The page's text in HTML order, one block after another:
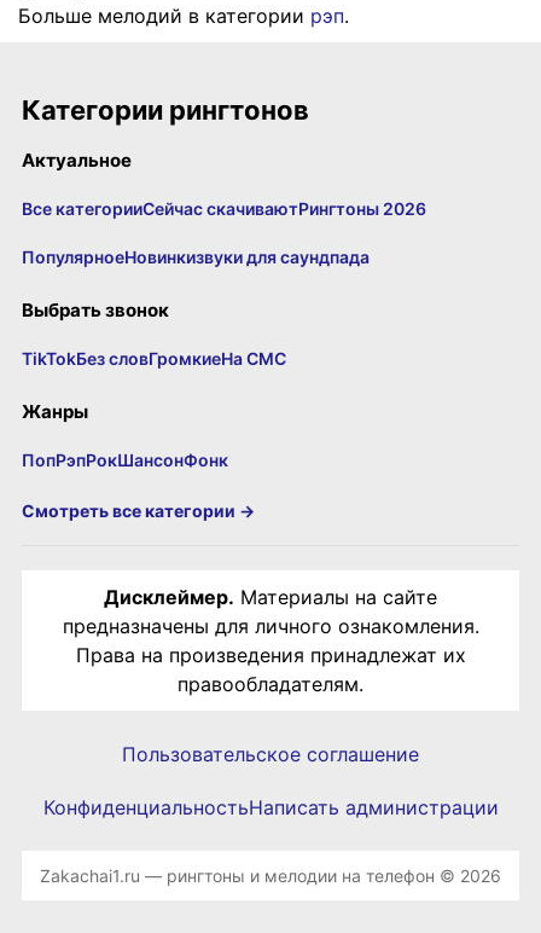
Больше мелодий в категории рэп.
Категории рингтонов
Актуальное
Все категорииСейчас скачиваютРингтоны 2026
ПопулярноеНовинкизвуки для саундпада
Выбрать звонок
TikTokБез словГромкиеНа СМС
Жанры
ПопРэпРокШансонФонк
Смотреть все категории →
Дисклеймер. Материалы на сайте
предназначены для личного ознакомления.
Права на произведения принадлежат их
правообладателям.
Пользовательское соглашение
КонфиденциальностьНаписать администрации
Zakachai1.ru — рингтоны и мелодии на телефон © 2026